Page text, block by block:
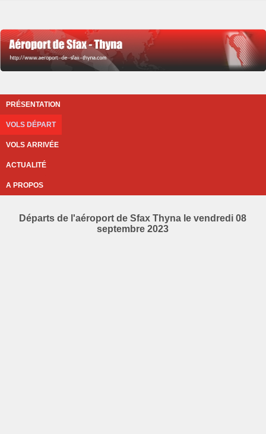
PRÉSENTATION
VOLS DÉPART
VOLS ARRIVÉE
ACTUALITÉ
A PROPOS
Départs de l'aéroport de Sfax Thyna le vendredi 08
septembre 2023